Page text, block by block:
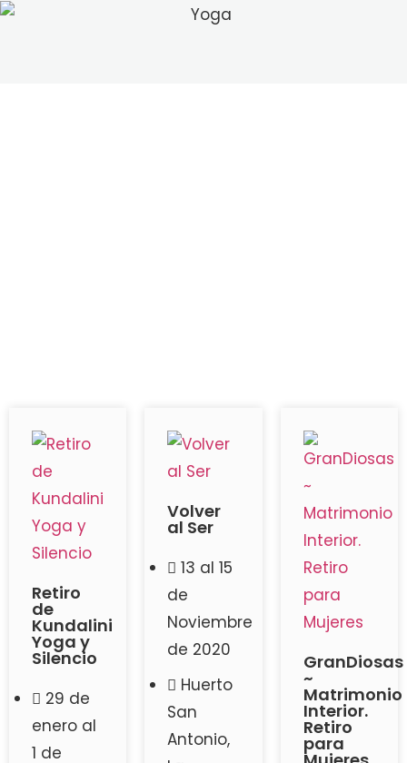
Retiro
de
Kundalini
Yoga y
Silencio
29 de
enero al
1 de
Volver
al Ser
13 al 15
de
Noviembre
de 2020
Huerto
San
Antonio,
GranDiosas
~
Matrimonio
Interior.
Retiro
para